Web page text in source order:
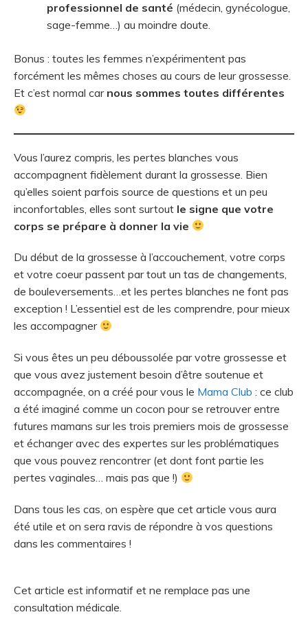
professionnel de santé (médecin, gynécologue,
sage-femme…) au moindre doute.
Bonus : toutes les femmes n’expérimentent pas
forcément les mêmes choses au cours de leur grossesse.
Et c’est normal car nous sommes toutes différentes
Vous l’aurez compris, les pertes blanches vous
accompagnent fidèlement durant la grossesse. Bien
qu’elles soient parfois source de questions et un peu
inconfortables, elles sont surtout le signe que votre
corps se prépare à donner la vie
Du début de la grossesse à l’accouchement, votre corps
et votre coeur passent par tout un tas de changements,
de bouleversements…et les pertes blanches ne font pas
exception ! L’essentiel est de les comprendre, pour mieux
les accompagner
Si vous êtes un peu déboussolée par votre grossesse et
que vous avez justement besoin d’être soutenue et
accompagnée, on a créé pour vous le Mama Club : ce club
a été imaginé comme un cocon pour se retrouver entre
futures mamans sur les trois premiers mois de grossesse
et échanger avec des expertes sur les problématiques
que vous pouvez rencontrer (et dont font partie les
pertes vaginales… mais pas que !)
Dans tous les cas, on espère que cet article vous aura
été utile et on sera ravis de répondre à vos questions
dans les commentaires !
Cet article est informatif et ne remplace pas une
consultation médicale.